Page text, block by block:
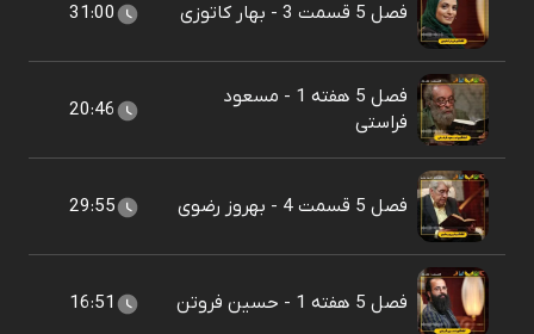
فصل 5 قسمت 3 - بهار کاتوزی 31:00
فصل 5 هفته 1 - مسعود
فراستی
20:46
فصل 5 قسمت 4 - بهروز رضوی 29:55
فصل 5 هفته 1 - حسین فروتن 16:51